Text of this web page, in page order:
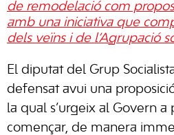
de remodelació com
amb una iniciativa que
dels veïns i de l’Agrupació
El diputat del Grup
defensat avui una
la qual s’urgeix al Govern a
començar, de manera